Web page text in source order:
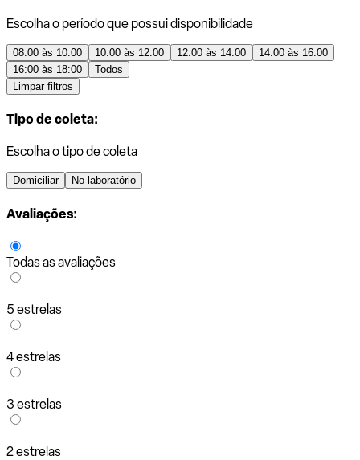
Escolha o período que possui disponibilidade
08:00 às 10:00 10:00 às 12:00 12:00 às 14:00
14:00 às 16:00
16:00 às 18:00
Todos
Limpar filtros
Tipo de coleta:
Escolha o tipo de coleta
Domiciliar No laboratório
Avaliações:
Todas as avaliações
5 estrelas
4 estrelas
3 estrelas
2 estrelas